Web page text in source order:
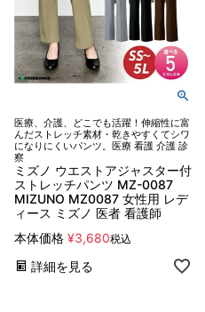
医療、介護、どこでも活躍！伸縮性に富
んだストレッチ素材・乾きやすくてシワ
になりにくいパンツ。医療 看護 介護 診
察
ミズノ ウエストアジャスター付
ストレッチパンツ MZ-0087
MIZUNO MZ0087 女性用 レデ
ィース ミズノ 医者 看護師
本体価格 ¥3,680税込
詳細を見る